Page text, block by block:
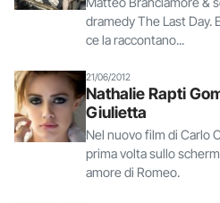
dramedy The Last Day.
ce la raccontano...
21/06/2012
Nathalie Rapti
Giulietta
Nel nuovo film di Carlo
prima volta sullo
amore di Romeo.